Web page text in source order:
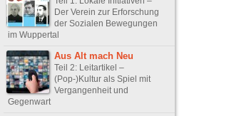
Der Verein zur Erforschung
der Sozialen Bewegungen
im Wuppertal
Aus Alt mach Neu
Teil 2: Leitartikel –
(Pop-)Kultur als Spiel mit
Vergangenheit und
Gegenwart